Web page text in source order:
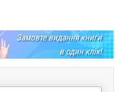
Замовте видання книги
в один клік!